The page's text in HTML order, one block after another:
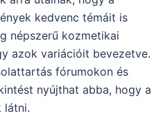
kedvenc témáit is
népszerű kozmetikai
azok variációit bevezetve.
fórumokon és
nyújthat abba, hogy a
látni.